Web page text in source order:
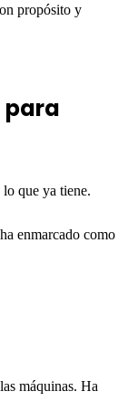
propósito y
para
que ya tiene.
enmarcado como
máquinas. Ha